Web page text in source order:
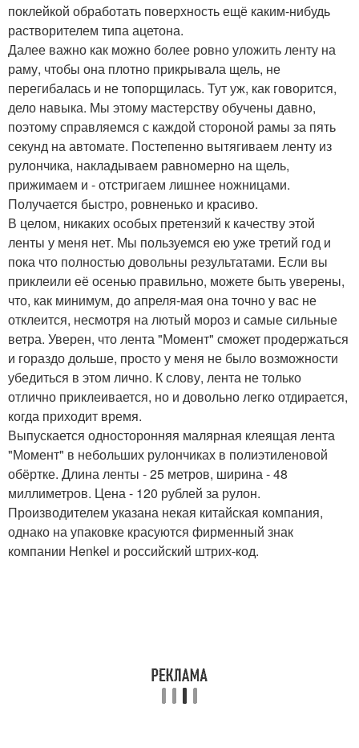
поклейкой обработать поверхность ещё каким-нибудь
растворителем типа ацетона.
Далее важно как можно более ровно уложить ленту на
раму, чтобы она плотно прикрывала щель, не
перегибалась и не топорщилась. Тут уж, как говорится,
дело навыка. Мы этому мастерству обучены давно,
поэтому справляемся с каждой стороной рамы за пять
секунд на автомате. Постепенно вытягиваем ленту из
рулончика, накладываем равномерно на щель,
прижимаем и - отстригаем лишнее ножницами.
Получается быстро, ровненько и красиво.
В целом, никаких особых претензий к качеству этой
ленты у меня нет. Мы пользуемся ею уже третий год и
пока что полностью довольны результатами. Если вы
приклеили её осенью правильно, можете быть уверены,
что, как минимум, до апреля-мая она точно у вас не
отклеится, несмотря на лютый мороз и самые сильные
ветра. Уверен, что лента "Момент" сможет продержаться
и гораздо дольше, просто у меня не было возможности
убедиться в этом лично. К слову, лента не только
отлично приклеивается, но и довольно легко отдирается,
когда приходит время.
Выпускается односторонняя малярная клеящая лента
"Момент" в небольших рулончиках в полиэтиленовой
обёртке. Длина ленты - 25 метров, ширина - 48
миллиметров. Цена - 120 рублей за рулон.
Производителем указана некая китайская компания,
однако на упаковке красуются фирменный знак
компании Henkel и российский штрих-код.